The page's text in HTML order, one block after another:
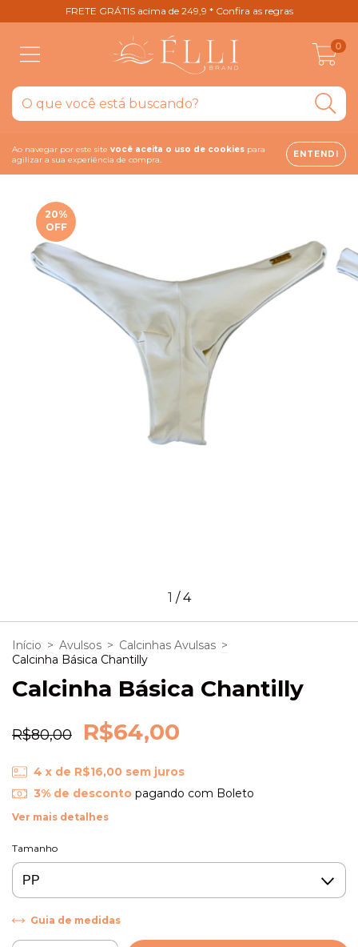
FRETE GRÁTIS acima de 249,9 * Confira as regras
0
Ao navegar por este site você aceita o uso de cookies para
agilizar a sua experiência de compra.
ENTENDI
20%
OFF
1 /4
Início > Avulsos > Calcinhas Avulsas >
Calcinha Básica Chantilly
Calcinha Básica Chantilly
R$80,00 R$64,00
4 x de R$16,00 sem juros
3% de descontopagando com Boleto
Ver mais detalhes
Tamanho
Guia de medidas